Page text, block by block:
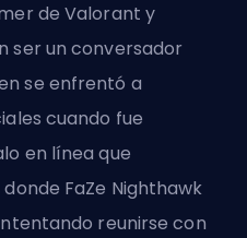
de Valorant y
ser un conversador
se enfrentó a
cuando fue
en línea que
FaZe Nighthawk
reunirse con